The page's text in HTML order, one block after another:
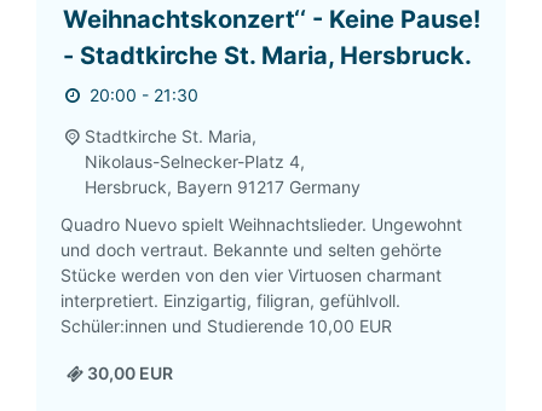
Weihnachtskonzert‘‘ - Keine Pause!
- Stadtkirche St. Maria, Hersbruck.
20:00 - 21:30
Stadtkirche St. Maria,
Nikolaus-Selnecker-Platz 4,
Hersbruck, Bayern 91217 Germany
Quadro Nuevo spielt Weihnachtslieder. Ungewohnt
und doch vertraut. Bekannte und selten gehörte
Stücke werden von den vier Virtuosen charmant
interpretiert. Einzigartig, filigran, gefühlvoll.
Schüler:innen und Studierende 10,00 EUR
30,00 EUR